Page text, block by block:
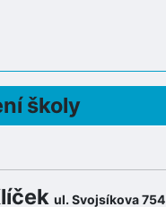
školy
ul. Svojsíkova 754